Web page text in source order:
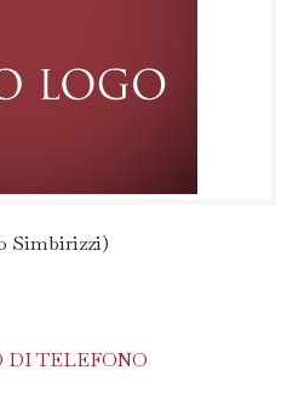
Simbirizzi)
TELEFONO